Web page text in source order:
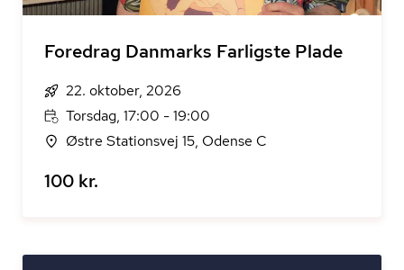
Foredrag Danmarks Farligste Plade
22. oktober, 2026
Torsdag, 17:00 - 19:00
Østre Stationsvej 15, Odense C
100 kr.